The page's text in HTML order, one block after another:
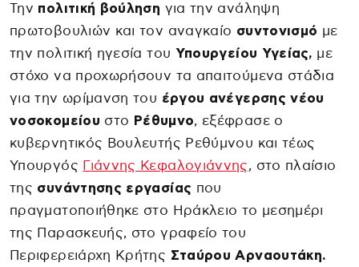
Την πολιτική βούληση για την ανάληψη
πρωτοβουλιών και τον αναγκαίο συντονισμό με
την πολιτική ηγεσία του Υπουργείου Υγείας, με
στόχο να προχωρήσουν τα απαιτούμενα στάδια
για την ωρίμανση του έργου ανέγερσης νέου
νοσοκομείου στο Ρέθυμνο, εξέφρασε ο
κυβερνητικός Βουλευτής Ρεθύμνου και τέως
Υπουργός Γιάννης Κεφαλογιάννης, στο πλαίσιο
της συνάντησης εργασίας που
πραγματοποιήθηκε στο Ηράκλειο το μεσημέρι
της Παρασκευής, στο γραφείο του
Περιφερειάρχη Κρήτης Σταύρου Αρναουτάκη.